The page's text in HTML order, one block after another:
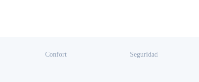
Confort Seguridad